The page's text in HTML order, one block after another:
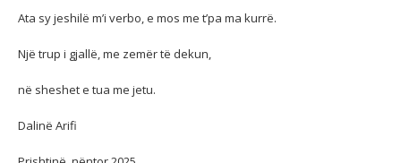
Ata sy jeshilë m’i verbo, e mos me t’pa ma kurrë.
Një trup i gjallë, me zemër të dekun,
në sheshet e tua me jetu.
Dalinë Arifi